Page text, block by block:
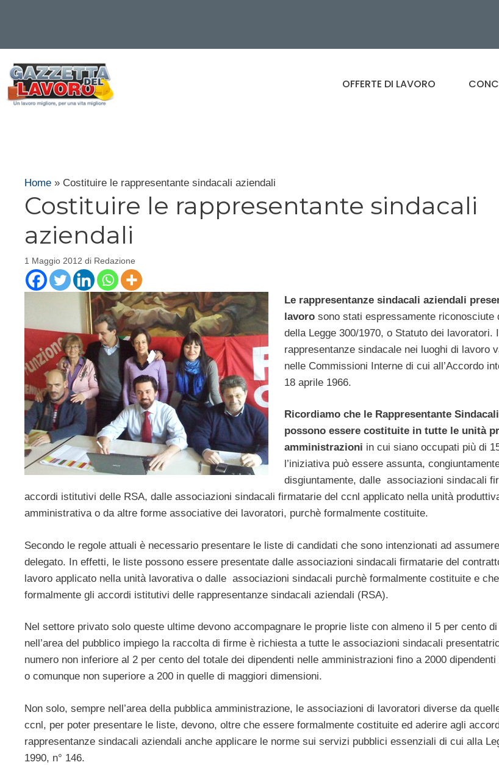
contenuto
OFFERTE DI LAVORO
Home » Costituire le rappresentante sindacali aziendali
Costituire le rappresentante sindacali
aziendali
1 Maggio 2012 di Redazione
Le rappresentanze sindacali aziendali
lavorosono stati espressamente riconosciute
della Legge 300/1970, o Statuto dei lavoratori.
rappresentanze sindacale nei luoghi di lavoro
nelle Commissioni Interne di cui all’Accordo
18 aprile 1966.
Ricordiamo che le Rappresentante
possono essere costituite in tutte le unità
amministrazioni in cui siano occupati più di
l’iniziativa può essere assunta,
disgiuntamente, dalle associazioni sindacali
accordi istitutivi delle RSA, dalle associazioni sindacali firmatarie del ccnl applicato nella unità
amministrativa o da altre forme associative dei lavoratori, purchè formalmente costituite.
Secondo le regole attuali è necessario presentare le liste di candidati che sono intenzionati ad
delegato. In effetti, le liste possono essere presentate dalle associazioni sindacali firmatarie del
lavoro applicato nella unità lavorativa o dalle associazioni sindacali purchè formalmente costituite e
formalmente gli accordi istitutivi delle rappresentanze sindacali aziendali (RSA).
Nel settore privato solo queste ultime devono accompagnare le proprie liste con almeno il 5 per cento
nell’area del pubblico impiego la raccolta di firme è richiesta a tutte le associazioni sindacali
numero non inferiore al 2 per cento del totale dei dipendenti nelle amministrazioni fino a 2000 dipendenti
o comunque non superiore a 200 in quelle di maggiori dimensioni.
Non solo, sempre nell’area della pubblica amministrazione, le associazioni di lavoratori diverse da
ccnl, per poter presentare le liste, devono, oltre che essere formalmente costituite ed aderire agli
rappresentanze sindacali aziendali anche applicare le norme sui servizi pubblici essenziali di cui alla
1990, n° 146.